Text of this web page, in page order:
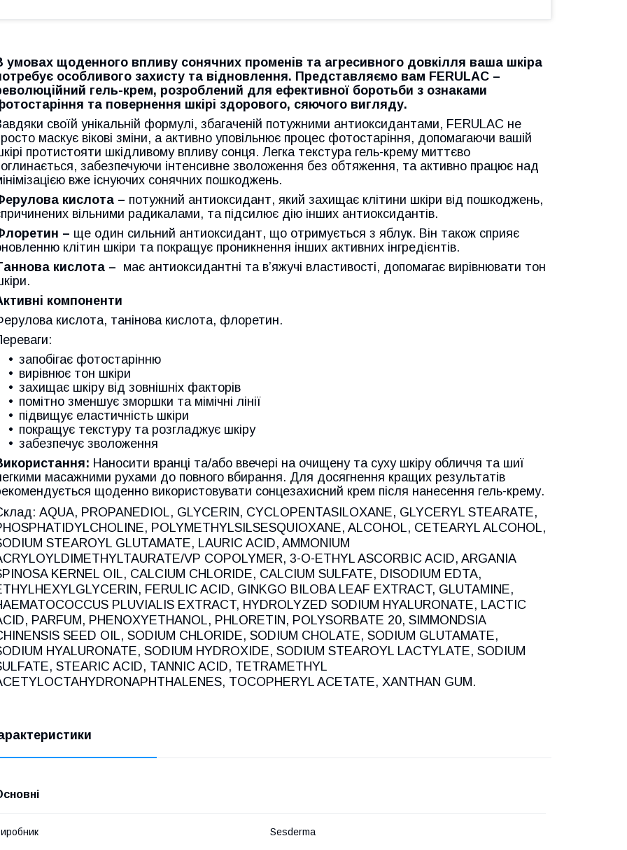
умовах щоденного впливу сонячних променів та агресивного довкілля ваша шкіра
особливого захисту та відновлення. Представляємо вам FERULAC –
гель-крем, розроблений для ефективної боротьби з ознаками
та повернення шкірі здорового, сяючого вигляду.
своїй унікальній формулі, збагаченій потужними антиоксидантами, FERULAC не
маскує вікові зміни, а активно уповільнює процес фотостаріння, допомагаючи вашій
протистояти шкідливому впливу сонця. Легка текстура гель-крему миттєво
забезпечуючи інтенсивне зволоження без обтяження, та активно працює над
вже існуючих сонячних пошкоджень.
кислота – потужний антиоксидант, який захищає клітини шкіри від пошкоджень,
вільними радикалами, та підсилює дію інших антиоксидантів.
– ще один сильний антиоксидант, що отримується з яблук. Він також сприяє
клітин шкіри та покращує проникнення інших активних інгредієнтів.
кислота – має антиоксидантні та в’яжучі властивості, допомагає вирівнювати тон
компоненти
кислота, танінова кислота, флоретин.
запобігає фотостарінню
вирівнює тон шкіри
захищає шкіру від зовнішніх факторів
помітно зменшує зморшки та мімічні лінії
підвищує еластичність шкіри
покращує текстуру та розгладжує шкіру
забезпечує зволоження
Наносити вранці та/або ввечері на очищену та суху шкіру обличчя та шиї
масажними рухами до повного вбирання. Для досягнення кращих результатів
щоденно використовувати сонцезахисний крем після нанесення гель-крему.
AQUA, PROPANEDIOL, GLYCERIN, CYCLOPENTASILOXANE, GLYCERYL STEARATE,
POLYMETHYLSILSESQUIOXANE, ALCOHOL, CETEARYL ALCOHOL,
STEAROYL GLUTAMATE, LAURIC ACID, AMMONIUM
VP COPOLYMER, 3-O-ETHYL ASCORBIC ACID, ARGANIA
KERNEL OIL, CALCIUM CHLORIDE, CALCIUM SULFATE, DISODIUM EDTA,
FERULIC ACID, GINKGO BILOBA LEAF EXTRACT, GLUTAMINE,
PLUVIALIS EXTRACT, HYDROLYZED SODIUM HYALURONATE, LACTIC
PARFUM, PHENOXYETHANOL, PHLORETIN, POLYSORBATE 20, SIMMONDSIA
SEED OIL, SODIUM CHLORIDE, SODIUM CHOLATE, SODIUM GLUTAMATE,
HYALURONATE, SODIUM HYDROXIDE, SODIUM STEAROYL LACTYLATE, SODIUM
STEARIC ACID, TANNIC ACID, TETRAMETHYL
TOCOPHERYL ACETATE, XANTHAN GUM.
Sesderma